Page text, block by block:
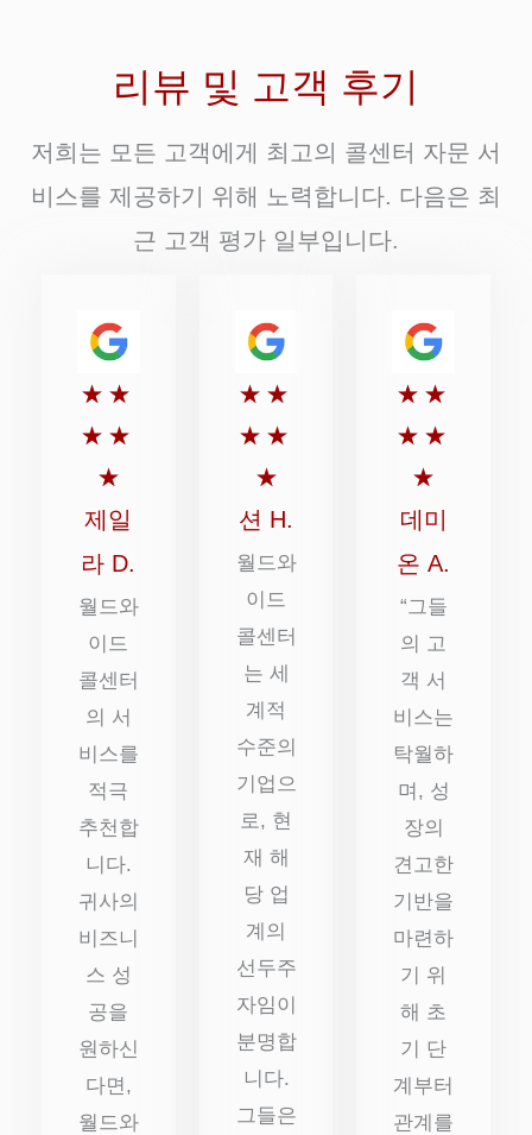
리뷰 및 고객 후기
저희는 모든 고객에게 최고의 콜센터 자문 서
비스를 제공하기 위해 노력합니다. 다음은 최
근 고객 평가 일부입니다.
★ ★
★ ★
★
5
점
만
점
에
5
점
제일
라 D.
월드와
이드
콜센터
의 서
비스를
적극
추천합
니다.
귀사의
비즈니
스 성
공을
원하신
다면,
월드와
★ ★
★ ★
★
5
점
만
점
에
5
점
션 H.
월드와
이드
콜센터
는 세
계적
수준의
기업으
로, 현
재 해
당 업
계의
선두주
자임이
분명합
니다.
그들은
★ ★
★ ★
★
5
점
점
에
5
점
데미
온 A.
“그들
의 고
객 서
비스는
탁월하
며, 성
장의
견고한
기반을
마련하
기 위
해 초
기 단
계부터
관계를